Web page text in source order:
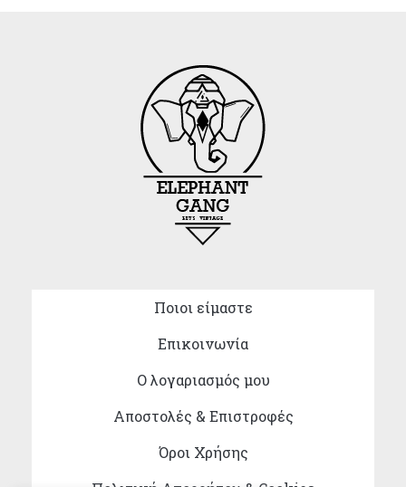
Ποιοι είμαστε
Επικοινωνία
Ο λογαριασμός μου
Αποστολές & Επιστροφές
Όροι Χρήσης